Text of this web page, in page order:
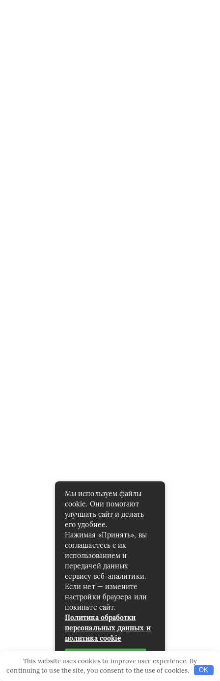
Мы используем файлы
cookie. Они помогают
улучшать сайт и делать
его удобнее.
Нажимая «Принять», вы
соглашаетесь с их
использованием и
передачей данных
сервису веб-аналитики.
Если нет — измените
настройки браузера или
покиньте сайт.
Политика обработки
персональных данных и
политика cookie
This website uses cookies to improve user experience. By
continuing to use the site, you consent to the use of cookies.
OK